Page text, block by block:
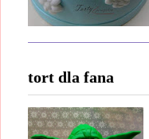
tort dla fana